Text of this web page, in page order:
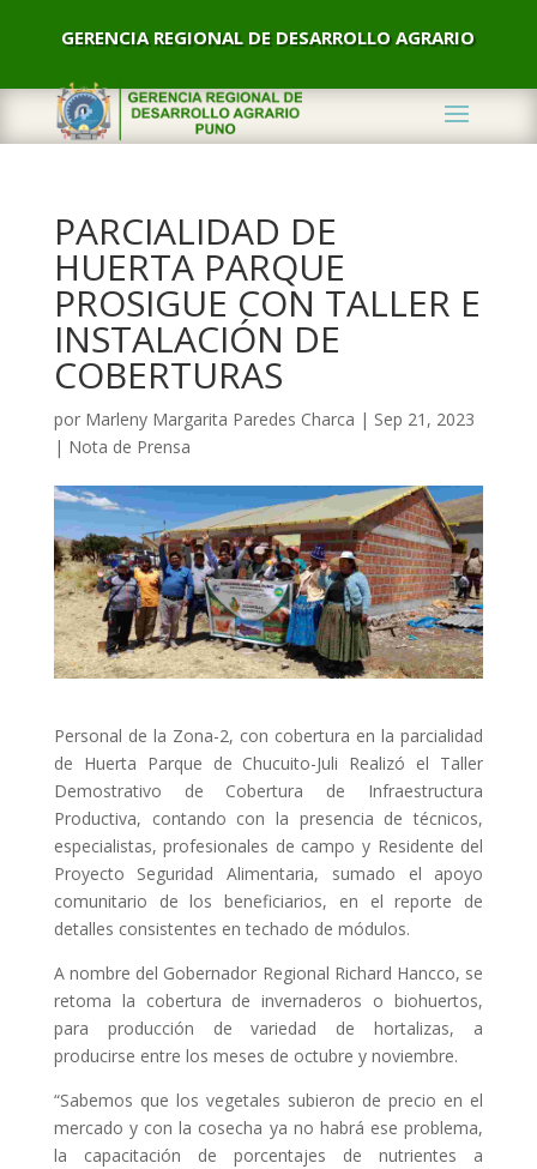
GERENCIA REGIONAL DE DESARROLLO AGRARIO
PARCIALIDAD DE
HUERTA PARQUE
PROSIGUE CON TALLER E
INSTALACIÓN DE
COBERTURAS
por Marleny Margarita Paredes Charca | Sep 21, 2023
| Nota de Prensa
Personal de la Zona-2, con cobertura en la parcialidad
de Huerta Parque de Chucuito-Juli Realizó el Taller
Demostrativo de Cobertura de Infraestructura
Productiva, contando con la presencia de técnicos,
especialistas, profesionales de campo y Residente del
Proyecto Seguridad Alimentaria, sumado el apoyo
comunitario de los beneficiarios, en el reporte de
detalles consistentes en techado de módulos.
A nombre del Gobernador Regional Richard Hancco, se
retoma la cobertura de invernaderos o biohuertos,
para producción de variedad de hortalizas, a
producirse entre los meses de octubre y noviembre.
“Sabemos que los vegetales subieron de precio en el
mercado y con la cosecha ya no habrá ese problema,
la capacitación de porcentajes de nutrientes a